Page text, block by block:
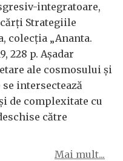
integratoare,
Strategiile
colecția „Ananta.
228 p. Așadar
ale cosmosului și
intersectează
de complexitate cu
către
Mai mult...